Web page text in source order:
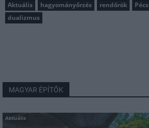
Aktuális hagyományőrzés rendőrök Pécs
dualizmus
MAGYAR ÉPÍTŐK
Aktuális